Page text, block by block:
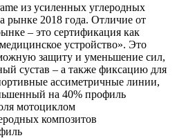
из усиленных углеродных
рынке 2018 года. Отличие от
– это сертификация как
устройство». Это
защиту и уменьшение сил,
сустав – а также фиксацию для
ассиметричные линии,
на 40% профиль
мотоциклом
композитов